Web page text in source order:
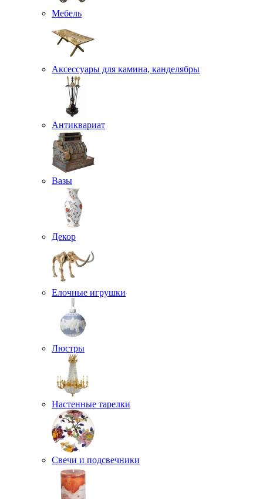
Мебель
Аксессуары для камина, канделябры
Антиквариат
Вазы
Декор
Елочные игрушки
Люстры
Настенные тарелки
Свечи и подсвечники